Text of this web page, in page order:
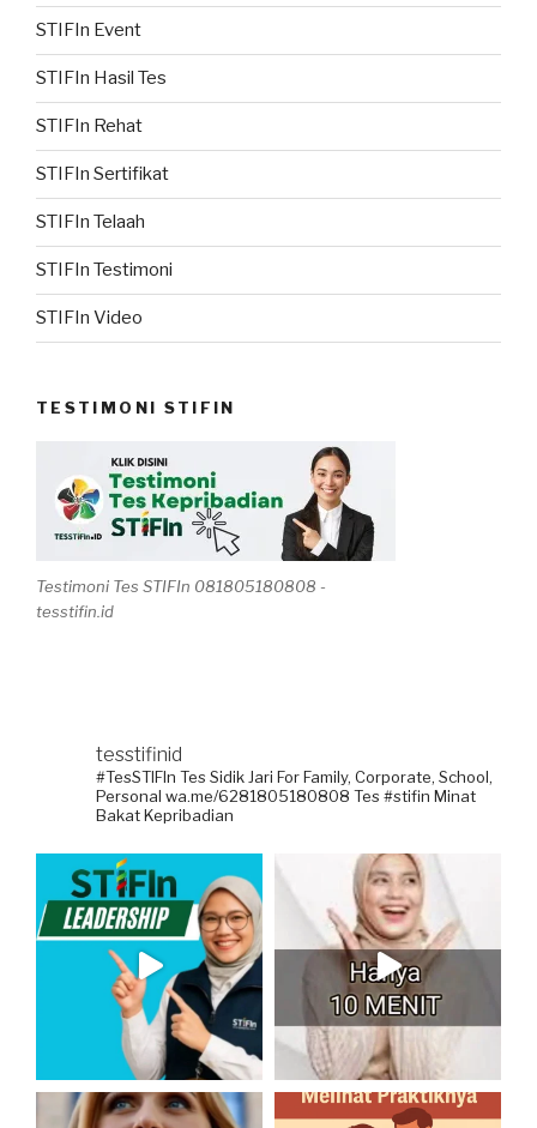
STIFIn Event
STIFIn Hasil Tes
STIFIn Rehat
STIFIn Sertifikat
STIFIn Telaah
STIFIn Testimoni
STIFIn Video
TESTIMONI STIFIN
Testimoni Tes STIFIn 081805180808 -
tesstifin.id
tesstifinid
#TesSTIFIn Tes Sidik Jari For Family, Corporate, School,
Personal wa.me/6281805180808 Tes #stifin Minat
Bakat Kepribadian